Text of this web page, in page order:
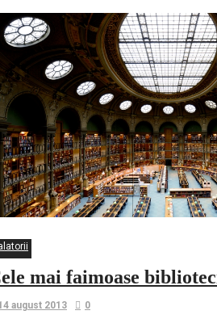
mai faimoase
august 2013 0